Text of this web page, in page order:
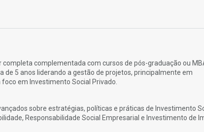
completa complementada com cursos de pós-graduação ou
de 5 anos liderando a gestão de projetos, principalmente em
em Investimento Social Privado.
sobre estratégias, políticas e práticas de Investimento
Responsabilidade Social Empresarial e Investimento de